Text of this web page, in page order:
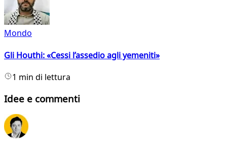
Mondo
Gli Houthi: «Cessi l’assedio agli yemeniti»
1 min di lettura
Idee e commenti